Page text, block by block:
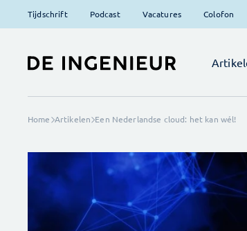
Tijdschrift Podcast Vacatures Colofon
Home Artikelen Een Nederlandse cloud: het kan wél!